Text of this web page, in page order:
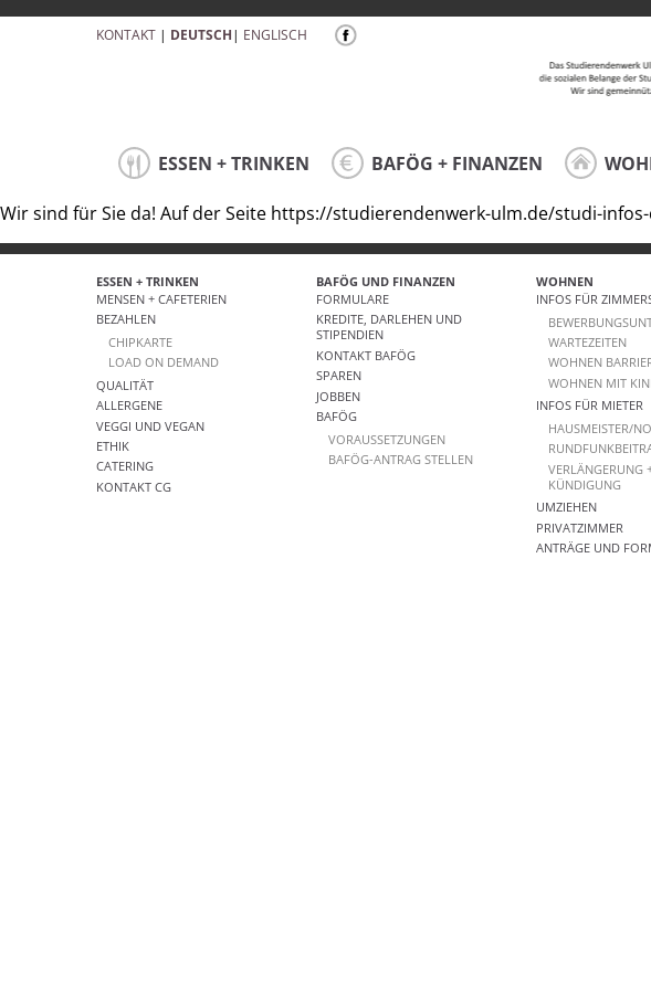
KONTAKT | DEUTSCH| ENGLISCH
ESSEN + TRINKEN BAFÖG + FINANZEN
Wir sind für Sie da! Auf der Seite https://studierendenwerk-ulm.de/studi-
ESSEN + TRINKEN
MENSEN + CAFETERIEN
BEZAHLEN
CHIPKARTE
LOAD ON DEMAND
QUALITÄT
ALLERGENE
VEGGI UND VEGAN
ETHIK
CATERING
KONTAKT CG
BAFÖG UND FINANZEN
FORMULARE
KREDITE, DARLEHEN UND
STIPENDIEN
KONTAKT BAFÖG
SPAREN
JOBBEN
BAFÖG
VORAUSSETZUNGEN
BAFÖG-ANTRAG STELLEN
WOHNEN
INFOS FÜR
WARTEZEITEN
WOHNEN
WOHNEN MIT
INFOS FÜR MIETER
HAUSMEISTER/
VERLÄNGERUNG
KÜNDIGUNG
UMZIEHEN
PRIVATZIMMER
ANTRÄGE UND